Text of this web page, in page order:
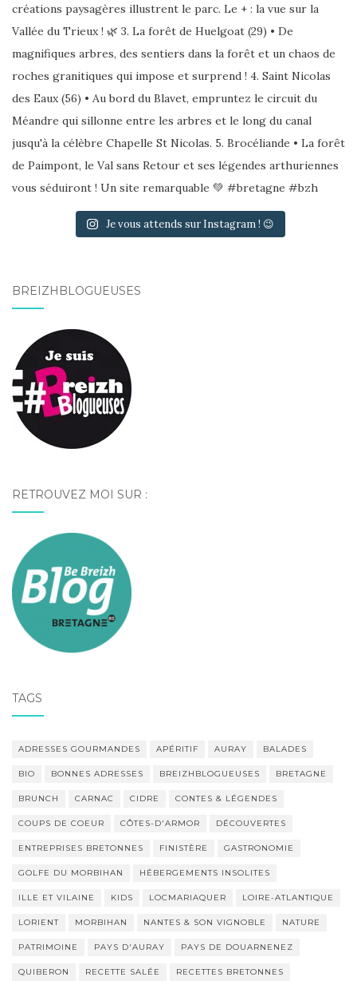
Je vous attends sur Instagram ! 😉
BREIZHBLOGUEUSES
RETROUVEZ MOI SUR :
TAGS
ADRESSES GOURMANDES APÉRITIF AURAY BALADES
BIO BONNES ADRESSES BREIZHBLOGUEUSES BRETAGNE
BRUNCH CARNAC CIDRE CONTES & LÉGENDES
COUPS DE COEUR CÔTES-D'ARMOR DÉCOUVERTES
ENTREPRISES BRETONNES FINISTÈRE GASTRONOMIE
GOLFE DU MORBIHAN HÉBERGEMENTS INSOLITES
ILLE ET VILAINE KIDS LOCMARIAQUER LOIRE-ATLANTIQUE
LORIENT MORBIHAN NANTES & SON VIGNOBLE NATURE
PATRIMOINE PAYS D'AURAY PAYS DE DOUARNENEZ
QUIBERON RECETTE SALÉE RECETTES BRETONNES